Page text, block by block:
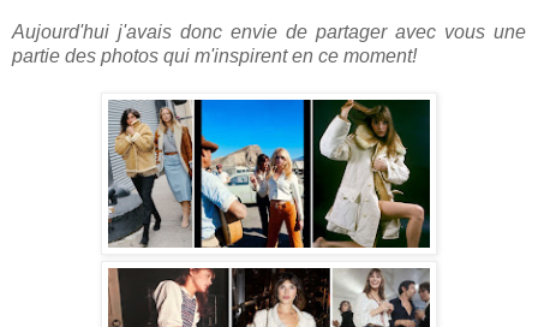
Aujourd'hui j'avais donc envie de partager avec vous une
partie des photos qui m'inspirent en ce moment!